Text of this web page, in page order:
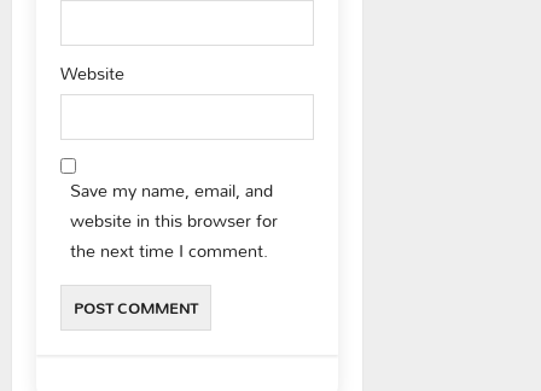
Website
Save my name, email, and
website in this browser for
the next time I comment.